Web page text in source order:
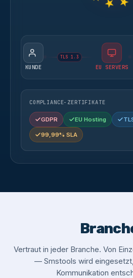
KUNDE
TLS 1.3
EU SERVERS
COMPLIANCE-ZERTIFIKATE
GDPR EU Hosting
99,99% SLA
Vertraut in jeder Branche. Von
— Smstools wird
Kommunikation